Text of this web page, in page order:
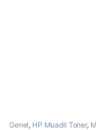
Genel, HP Muadil Toner,